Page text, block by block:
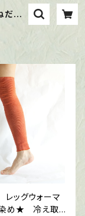
ま・
ッグウォーマ
め★ 冷え取